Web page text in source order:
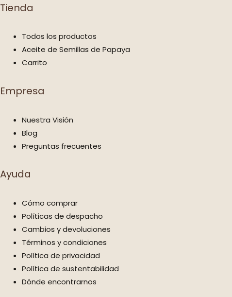
Tienda
Todos los productos
Aceite de Semillas de Papaya
Carrito
Empresa
Nuestra Visión
Blog
Preguntas frecuentes
Ayuda
Cómo comprar
Políticas de despacho
Cambios y devoluciones
Términos y condiciones
Política de privacidad
Política de sustentabilidad
Dónde encontrarnos